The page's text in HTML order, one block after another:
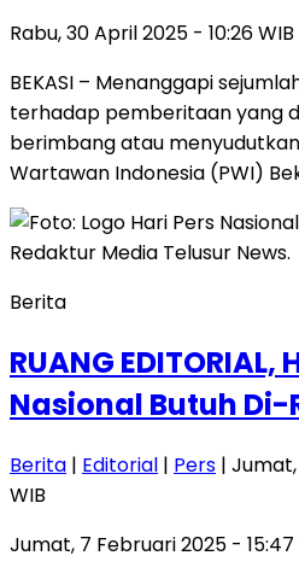
Rabu, 30 April 2025 - 10:26 WIB
BEKASI – Menanggapi
terhadap pemberitaan yang
berimbang atau
Wartawan Indonesia (PWI)
Berita
RUANG EDITORIAL,
Nasional Butuh Di-
Berita | Editorial | Pers |
WIB
Jumat, 7 Februari 2025 - 15:47